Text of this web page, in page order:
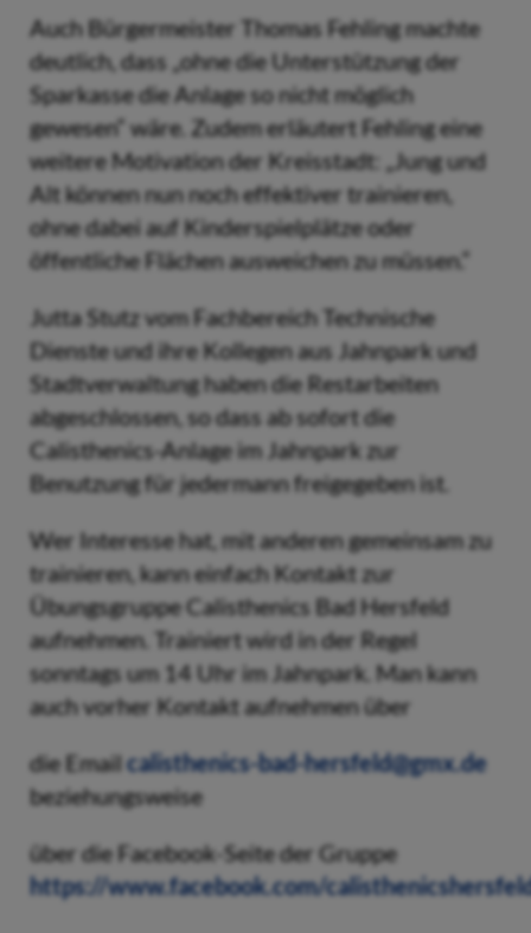
Auch Bürgermeister Thomas Fehling machte
deutlich, dass „ohne die Unterstützung der
Sparkasse die Anlage so nicht möglich
gewesen“ wäre. Zudem erläutert Fehling eine
weitere Motivation der Kreisstadt: „Jung und
Alt können nun noch effektiver trainieren,
ohne dabei auf Kinderspielplätze oder
öffentliche Flächen ausweichen zu müssen.“
Jutta Stutz vom Fachbereich Technische
Dienste und ihre Kollegen aus Jahnpark und
Stadtverwaltung haben die Restarbeiten
abgeschlossen, so dass ab sofort die
Calisthenics-Anlage im Jahnpark zur
Benutzung für jedermann freigegeben ist.
Wer Interesse hat, mit anderen gemeinsam zu
trainieren, kann einfach Kontakt zur
Übungsgruppe Calisthenics Bad Hersfeld
aufnehmen. Trainiert wird in der Regel
sonntags um 14 Uhr im Jahnpark. Man kann
auch vorher Kontakt aufnehmen über
die Emailcalisthenics-bad-hersfeld@gmx.de
beziehungsweise
über die Facebook-Seite der Gruppe
https://www.facebook.com/